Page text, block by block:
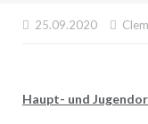
25.09.2020
Haupt- und